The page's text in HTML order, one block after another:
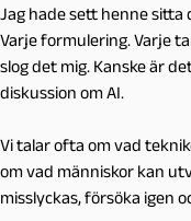
Jag hade sett henne sitta
Varje formulering. Varje
slog det mig. Kanske är
diskussion om AI.
Vi talar ofta om vad
om vad människor kan
misslyckas, försöka igen